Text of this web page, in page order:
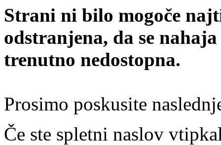
Strani ni bilo mogoče
odstranjena, da se
trenutno nedostopna.
Prosimo poskusite
Če ste spletni naslov